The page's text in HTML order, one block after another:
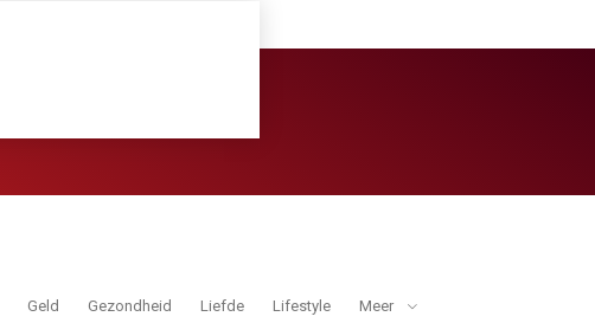
Geld Gezondheid Liefde Lifestyle Meer